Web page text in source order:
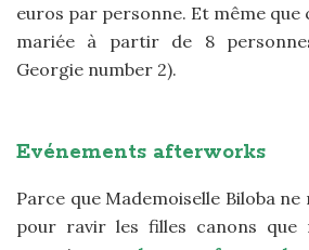
euros par personne. Et même que
mariée à partir de 8
Georgie number 2).
Evénements afterworks
Parce que Mademoiselle Biloba ne
pour ravir les filles canons que